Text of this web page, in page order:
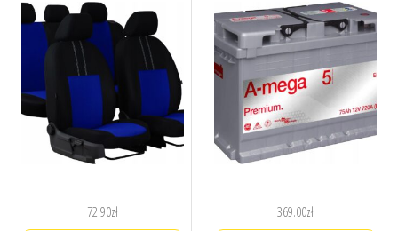
72.90zł 369.00zł